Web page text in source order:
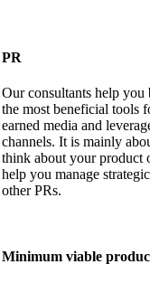
PR
Our consultants help
the most beneficial tools
earned media and
channels. It is mainly
think about your product
help you manage
other PRs.
Minimum viable